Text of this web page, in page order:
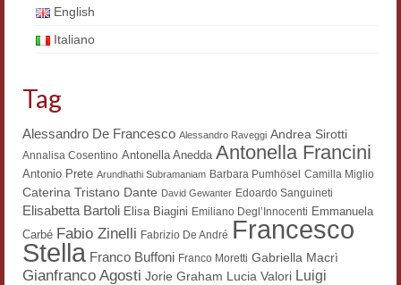
Cultura medioevale
Epistolografia
Comparatistica
Semicerchio
Filologia digitale
Lexicon
English
Italiano
Tag
Alessandro De Francesco Alessandro Raveggi Andrea Sirotti
Annalisa Cosentino Antonella Anedda Antonella Francini
Antonio Prete Arundhathi Subramaniam Barbara Pumhösel Camilla Miglio
Caterina Tristano Dante David Gewanter Edoardo Sanguineti
Elisabetta Bartoli Elisa Biagini Emiliano Degl’Innocenti Emmanuela
Carbé Fabio Zinelli Fabrizio De André Francesco
Stella Franco Buffoni Franco Moretti Gabriella Macrì
Gianfranco Agosti Jorie Graham Lucia Valori Luigi